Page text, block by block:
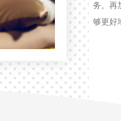
务。再
够更好